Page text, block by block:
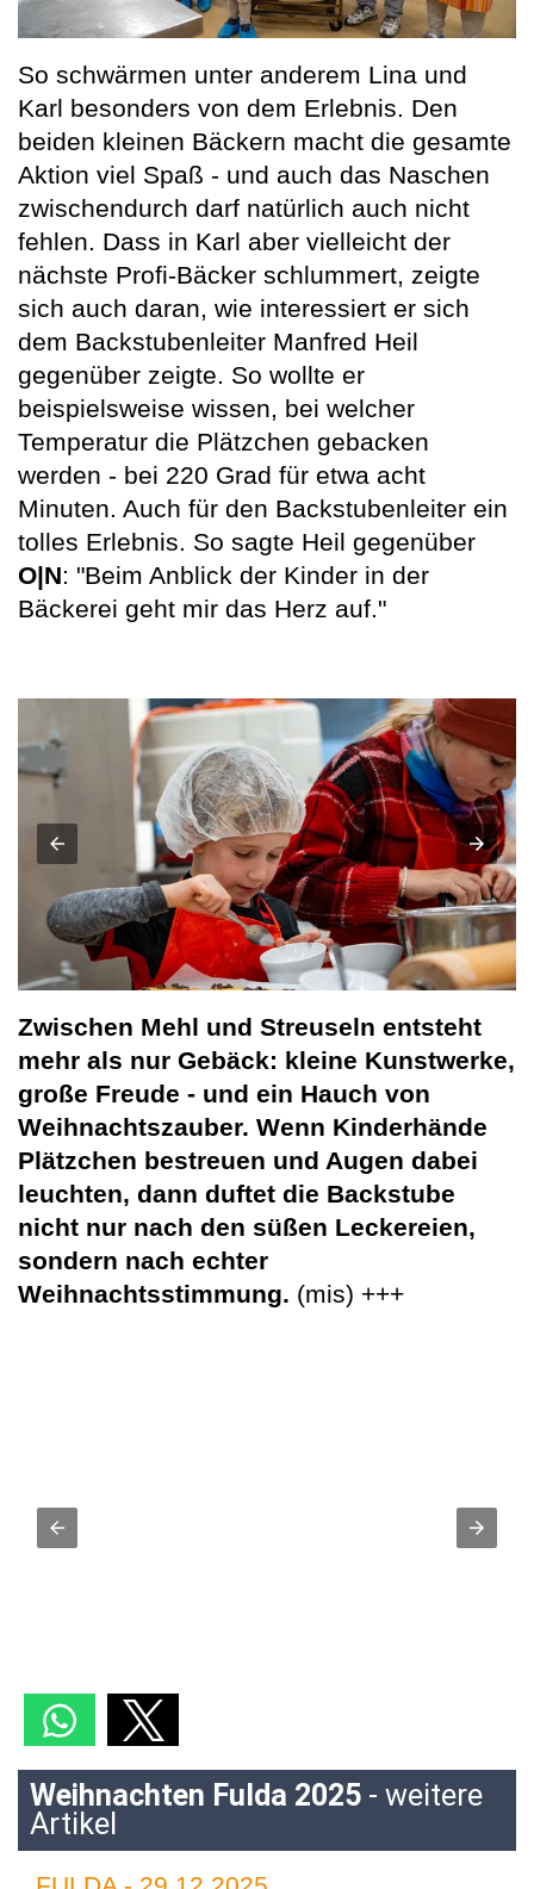
So schwärmen unter anderem Lina und
Karl besonders von dem Erlebnis. Den
beiden kleinen Bäckern macht die gesamte
Aktion viel Spaß - und auch das Naschen
zwischendurch darf natürlich auch nicht
fehlen. Dass in Karl aber vielleicht der
nächste Profi-Bäcker schlummert, zeigte
sich auch daran, wie interessiert er sich
dem Backstubenleiter Manfred Heil
gegenüber zeigte. So wollte er
beispielsweise wissen, bei welcher
Temperatur die Plätzchen gebacken
werden - bei 220 Grad für etwa acht
Minuten. Auch für den Backstubenleiter ein
tolles Erlebnis. So sagte Heil gegenüber
O|N: "Beim Anblick der Kinder in der
Bäckerei geht mir das Herz auf."
Zwischen Mehl und Streuseln entsteht
mehr als nur Gebäck: kleine Kunstwerke,
große Freude - und ein Hauch von
Weihnachtszauber. Wenn Kinderhände
Plätzchen bestreuen und Augen dabei
leuchten, dann duftet die Backstube
nicht nur nach den süßen Leckereien,
sondern nach echter
Weihnachtsstimmung. (mis) +++
Weihnachten Fulda 2025 - weitere
Artikel